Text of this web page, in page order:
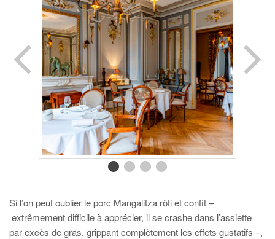
Si l’on peut oublier le porc Mangalitza rôti et confit –
extrêmement difficile à apprécier, il se crashe dans l’assiette
par excès de gras, grippant complètement les effets gustatifs –,